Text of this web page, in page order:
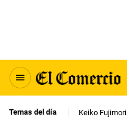
Temas del día Keiko Fujimori